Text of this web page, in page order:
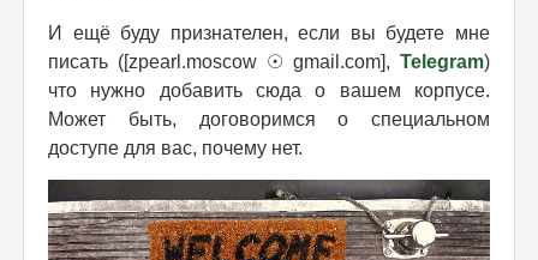
И ещё буду признателен, если вы будете мне
писать ([zpearl.moscow ☉ gmail.com], Telegram)
что нужно добавить сюда о вашем корпусе.
Может быть, договоримся о специальном
доступе для вас, почему нет.